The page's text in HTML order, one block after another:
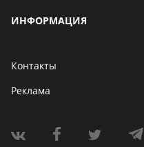
ИНФОРМАЦИЯ
Контакты
Реклама